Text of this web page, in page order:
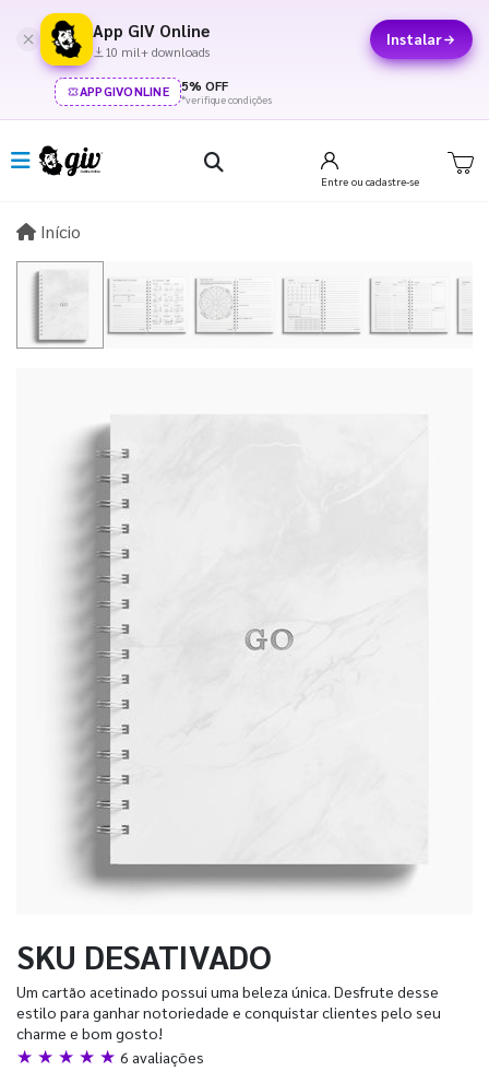
App GIV Online
10 mil+ downloads
Instalar
APPGIVONLINE 5% OFF
*verifique condições
Entre ou cadastre-se
Início
SKU DESATIVADO
Um cartão acetinado possui uma beleza única. Desfrute desse
estilo para ganhar notoriedade e conquistar clientes pelo seu
charme e bom gosto!
★ ★ ★ ★ ★ 6 avaliações